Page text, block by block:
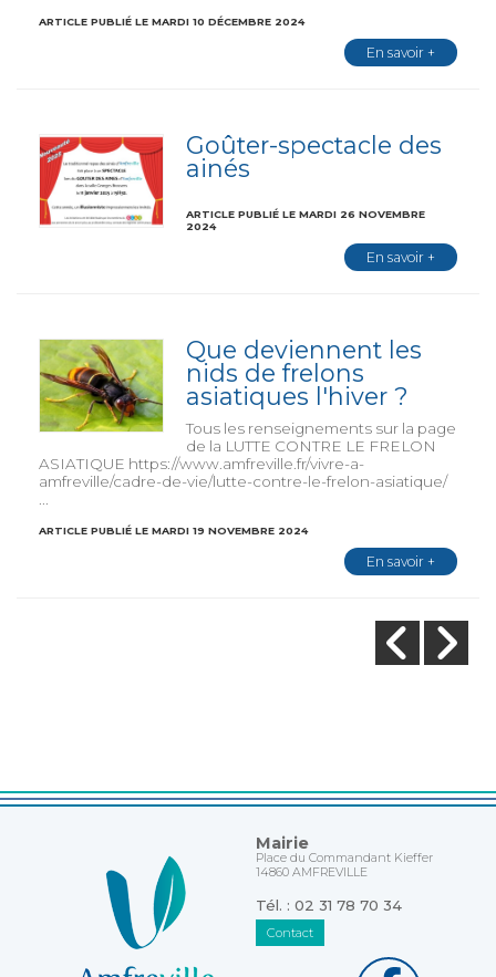
ARTICLE PUBLIÉ LE MARDI 10 DÉCEMBRE 2024
En savoir +
Goûter-spectacle des
ainés
ARTICLE PUBLIÉ LE MARDI 26 NOVEMBRE
2024
En savoir +
Que deviennent les
nids de frelons
asiatiques l'hiver ?
Tous les renseignements sur la page
de la LUTTE CONTRE LE FRELON
ASIATIQUE https://www.amfreville.fr/vivre-a-
amfreville/cadre-de-vie/lutte-contre-le-frelon-asiatique/
ARTICLE PUBLIÉ LE MARDI 19 NOVEMBRE 2024
En savoir +
Mairie
Place du Commandant Kieffer
14860 AMFREVILLE
Tél. : 02 31 78 70 34
Contact